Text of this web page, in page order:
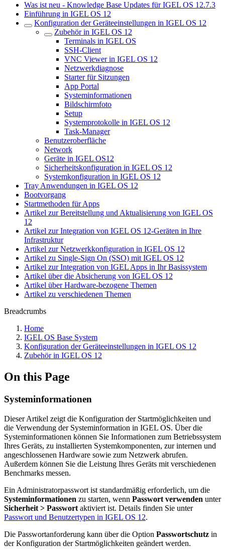
Was ist neu - Knowledge Base Updates für IGEL OS 12.7.3
Einführung in IGEL OS 12
Konfiguration der Geräteeinstellungen in IGEL OS 12
Zubehör in IGEL OS 12
Terminals in IGEL OS
SSH-Client
VNC Viewer in IGEL OS 12
Netzwerkdiagnose
Starter für Sitzungen
App Portal
Systeminformationen
Bildschirmfoto
Setup
Systemprotokolle in IGEL OS 12
Task-Manager
Benutzeroberfläche
Network
Geräte in IGEL OS12
Sicherheitskonfiguration in IGEL OS 12
Systemkonfiguration in IGEL OS 12
Tray Anwendungen in IGEL OS 12
Bootvorgang
Startmethoden für Apps
Artikel zur Bereitstellung und Aktualisierung von IGEL OS
12
Artikel zur Integration von IGEL OS 12-Geräten in Ihre
Infrastruktur
Artikel zur Netzwerkkonfiguration in IGEL OS 12
Artikel zu Single-Sign On (SSO) mit IGEL OS 12
Artikel zur Integration von IGEL Apps in Ihr Basissystem
Artikel über die Absicherung von IGEL OS 12
Artikel über Hardware-bezogene Themen
Artikel zu verschiedenen Themen
Breadcrumbs
Home
IGEL OS Base System
Konfiguration der Geräteeinstellungen in IGEL OS 12
Zubehör in IGEL OS 12
On this Page
Systeminformationen
Dieser Artikel zeigt die Konfiguration der Startmöglichkeiten und
die Verwendung der Systeminformation in IGEL OS. Über die
Systeminformationen können Sie Informationen zum Betriebssystem
Ihres Geräts, zu installierten Systemkomponenten, zur internen und
angeschlossenen Hardware sowie zum Netzwerk abrufen.
Außerdem können Sie die Leistung Ihres Geräts mit verschiedenen
Benchmarks messen.
Ein Administratorpasswort ist standardmäßig erforderlich, um die
Systeminformationen zu starten, wenn Passwort verwenden unter
Sicherheit > Passwort aktiviert ist. Details finden Sie unter
Passwort und Benutzertypen in IGEL OS 12.
Die Passwortanforderung kann über die Option Passwortschutz in
der Konfiguration der Startmöglichkeiten geändert werden.